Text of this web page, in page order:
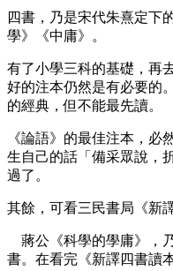
四書，乃是宋代朱熹定下
學》《中庸》。
有了小學三科的基礎，再
好的注本仍然是有必要的
的經典，但不能最先讀。
《論語》的最佳注本，必
生自己的話「備采眾說，
過了。
其餘，可看三民書局《新
蔣公《科學的學庸》，
書。在看完《新譯四書讀